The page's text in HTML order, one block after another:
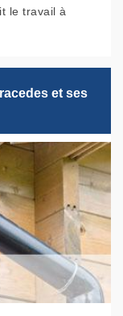
le travail à
et ses